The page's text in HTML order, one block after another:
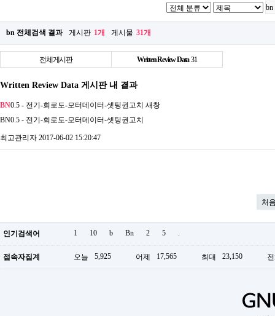
bn 전체검색 결과 게시판 1개 게시물 31개
전체게시판 Written Review Data 31
Written Review Data 게시판 내 결과
BN0.5 - 전기-회로도-모터데이터-셋팅권고치 새창
BN0.5 - 전기-회로도-모터데이터-셋팅권고치
최고관리자 2017-06-02 15:20:47
처
인기검색어 1 10 b Bn 2 5 .
접속자집계 오늘 5,925 어제 17,565 최대 23,150